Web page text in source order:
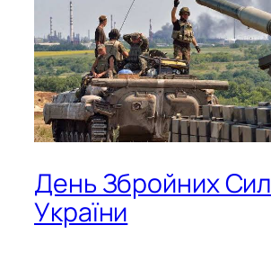
День Збройних Сил
України